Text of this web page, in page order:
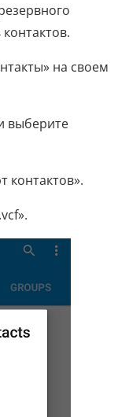
на своем
выберите
контактов».